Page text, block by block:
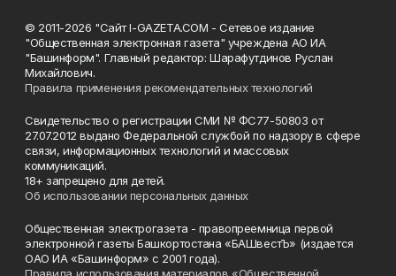
© 2011-2026 "Сайт I-GAZETA.COM - Сетевое издание
"Общественная электронная газета" учреждена АО ИА
"Башинформ". Главный редактор: Шарафутдинов Руслан
Михайлович.
Правила применения рекомендательных технологий
Свидетельство о регистрации СМИ № ФС77-50803 от
27.07.2012 выдано Федеральной службой по надзору в сфере
связи, информационных технологий и массовых
коммуникаций.
18+ запрещено для детей.
Об использовании персональных данных
Общественная электрогазета - правопреемница первой
электронной газеты Башкортостана «БАШвестЪ» (издается
ОАО ИА «Башинформ» с 2001 года).